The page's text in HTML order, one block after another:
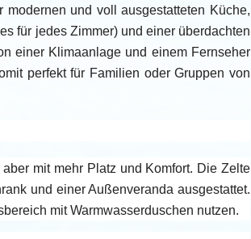
und voll ausgestatteten Küche,
für jedes Zimmer) und einer überdachten
einer Klimaanlage und einem Fernseher
perfekt für Familien oder Gruppen von
mit mehr Platz und Komfort. Die Zelte
und einer Außenveranda ausgestattet.
mit Warmwasserduschen nutzen.